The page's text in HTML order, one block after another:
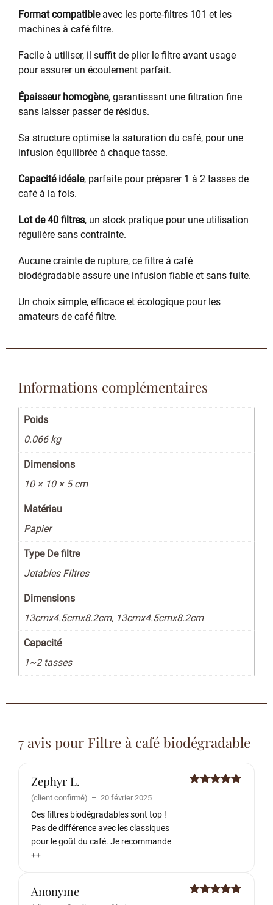
Format compatibleavec les porte-filtres 101 et les
machines à café filtre.
Facile à utiliser, il suffit de plier le filtre avant usage
pour assurer un écoulement parfait.
Épaisseur homogène, garantissant une filtration fine
sans laisser passer de résidus.
Sa structure optimise la saturation du café, pour une
infusion équilibrée à chaque tasse.
Capacité idéale, parfaite pour préparer 1 à 2 tasses de
café à la fois.
Lot de 40 filtres, un stock pratique pour une utilisation
régulière sans contrainte.
Aucune crainte de rupture, ce filtre à café
biodégradable assure une infusion fiable et sans fuite.
Un choix simple, efficace et écologique pour les
amateurs de café filtre.
Informations complémentaires
Poids
0.066 kg
Dimensions
10 × 10 × 5 cm
Matériau
Papier
Type De filtre
Jetables Filtres
Dimensions
13cmx4.5cmx8.2cm, 13cmx4.5cmx8.2cm
Capacité
1~2 tasses
7 avis pour Filtre à café biodégradable
Zephyr L.
(client confirmé) – 20 février 2025
Ces filtres biodégradables sont top !
Pas de différence avec les classiques
pour le goût du café. Je recommande
++
Anonyme